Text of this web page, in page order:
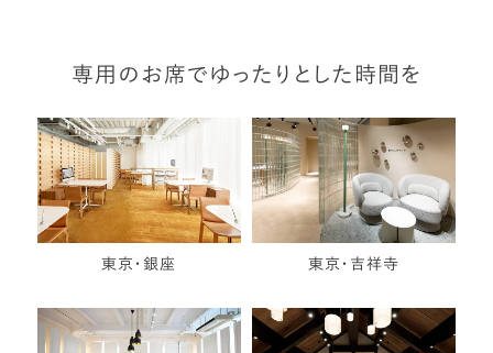
専用のお席でゆったりとした時間を
東京・銀座 東京・吉祥寺